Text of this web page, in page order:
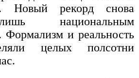
Новый рекорд снова
национальным
Формализм и реальность
целых полсотни